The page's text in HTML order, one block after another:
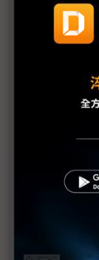
科技1分鐘：
FOPLP布局緩步
群創董事代表
評析：群創關
評析：群創變